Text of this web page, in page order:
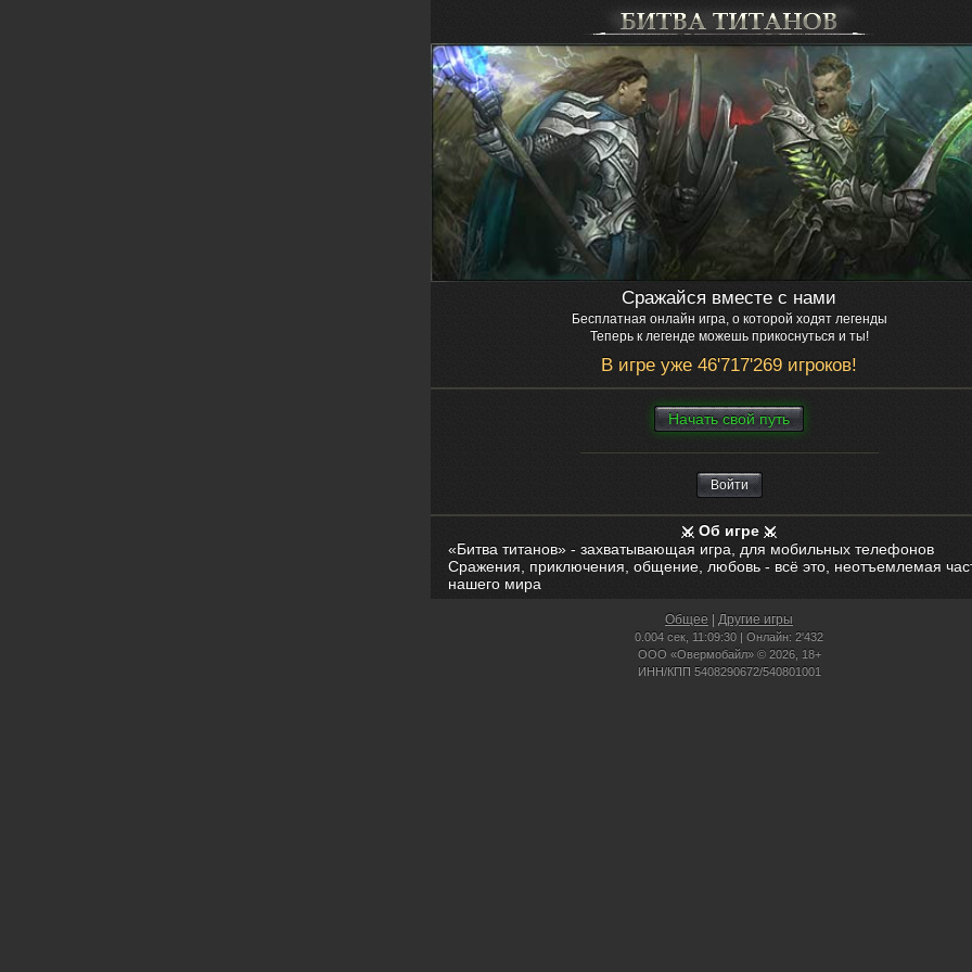
Сражайся вместе с нами
Бесплатная онлайн игра, о которой ходят легенды
Теперь к легенде можешь прикоснуться и ты!
В игре уже 46'717'269 игроков!
Нaчaть свой путь
Войти
Об игре
«Битва титанов» - захватывающая игра, для мобильных телефонов
Сражения, приключения, общение, любовь - всё это, неотъемлемая
нашего мира
Общее Другие игры
0.004 сек, 11:09:30 | Онлайн: 2'432
ООО «Овермобайл» © 2026, 18+
ИНН/КПП 5408290672/540801001